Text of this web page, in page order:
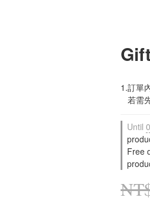
1.訂單
若
Until
Free